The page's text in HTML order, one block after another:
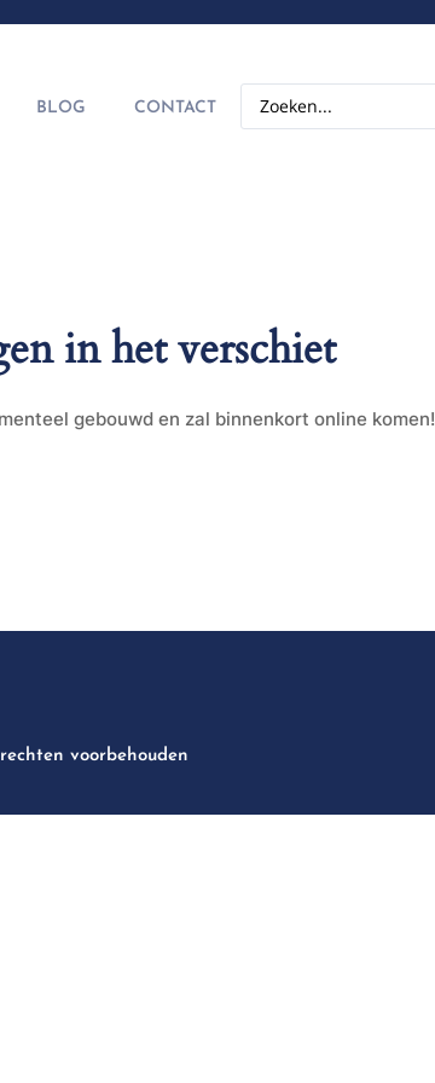
BLOG CONTACT
in het verschiet
gebouwd en zal binnenkort online komen!
voorbehouden